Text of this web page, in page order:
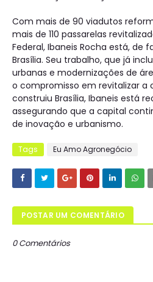
Com mais de 90 viadutos
mais de 110 passarelas
Federal, Ibaneis Rocha está, de
Brasília. Seu trabalho, que já
urbanas e modernizações de
o compromisso em revitalizar a
construiu Brasília, Ibaneis está
assegurando que a capital
de inovação e urbanismo.
Tags Eu Amo Agronegócio
POSTAR UM COMENTÁRIO
0 Comentários